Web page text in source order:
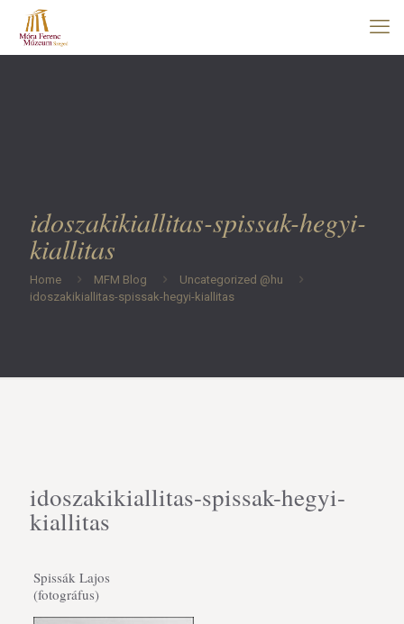
idoszakikiallitas-spissak-hegyi-
kiallitas
Home MFM Blog
Uncategorized @hu
idoszakikiallitas-spissak-hegyi-kiallitas
idoszakikiallitas-spissak-hegyi-
kiallitas
Spissák Lajos
(fotográfus)